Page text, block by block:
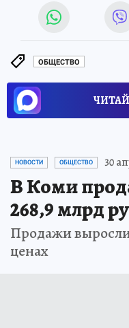
ОБЩЕСТВО
НОВОСТИ ОБЩЕСТВО 30
В Коми
268,9 млрд
Продажи
ценах